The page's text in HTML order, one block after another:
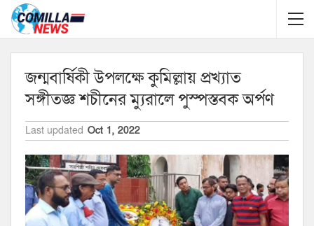
জন্মবার্ষিকী উপলক্ষে কুমিল্লায় প্রখ্যাত
সঙ্গীতজ্ঞ শচীনের ম্যুরালে পুস্পস্তবক অর্পণ
Last updated Oct 1, 2022